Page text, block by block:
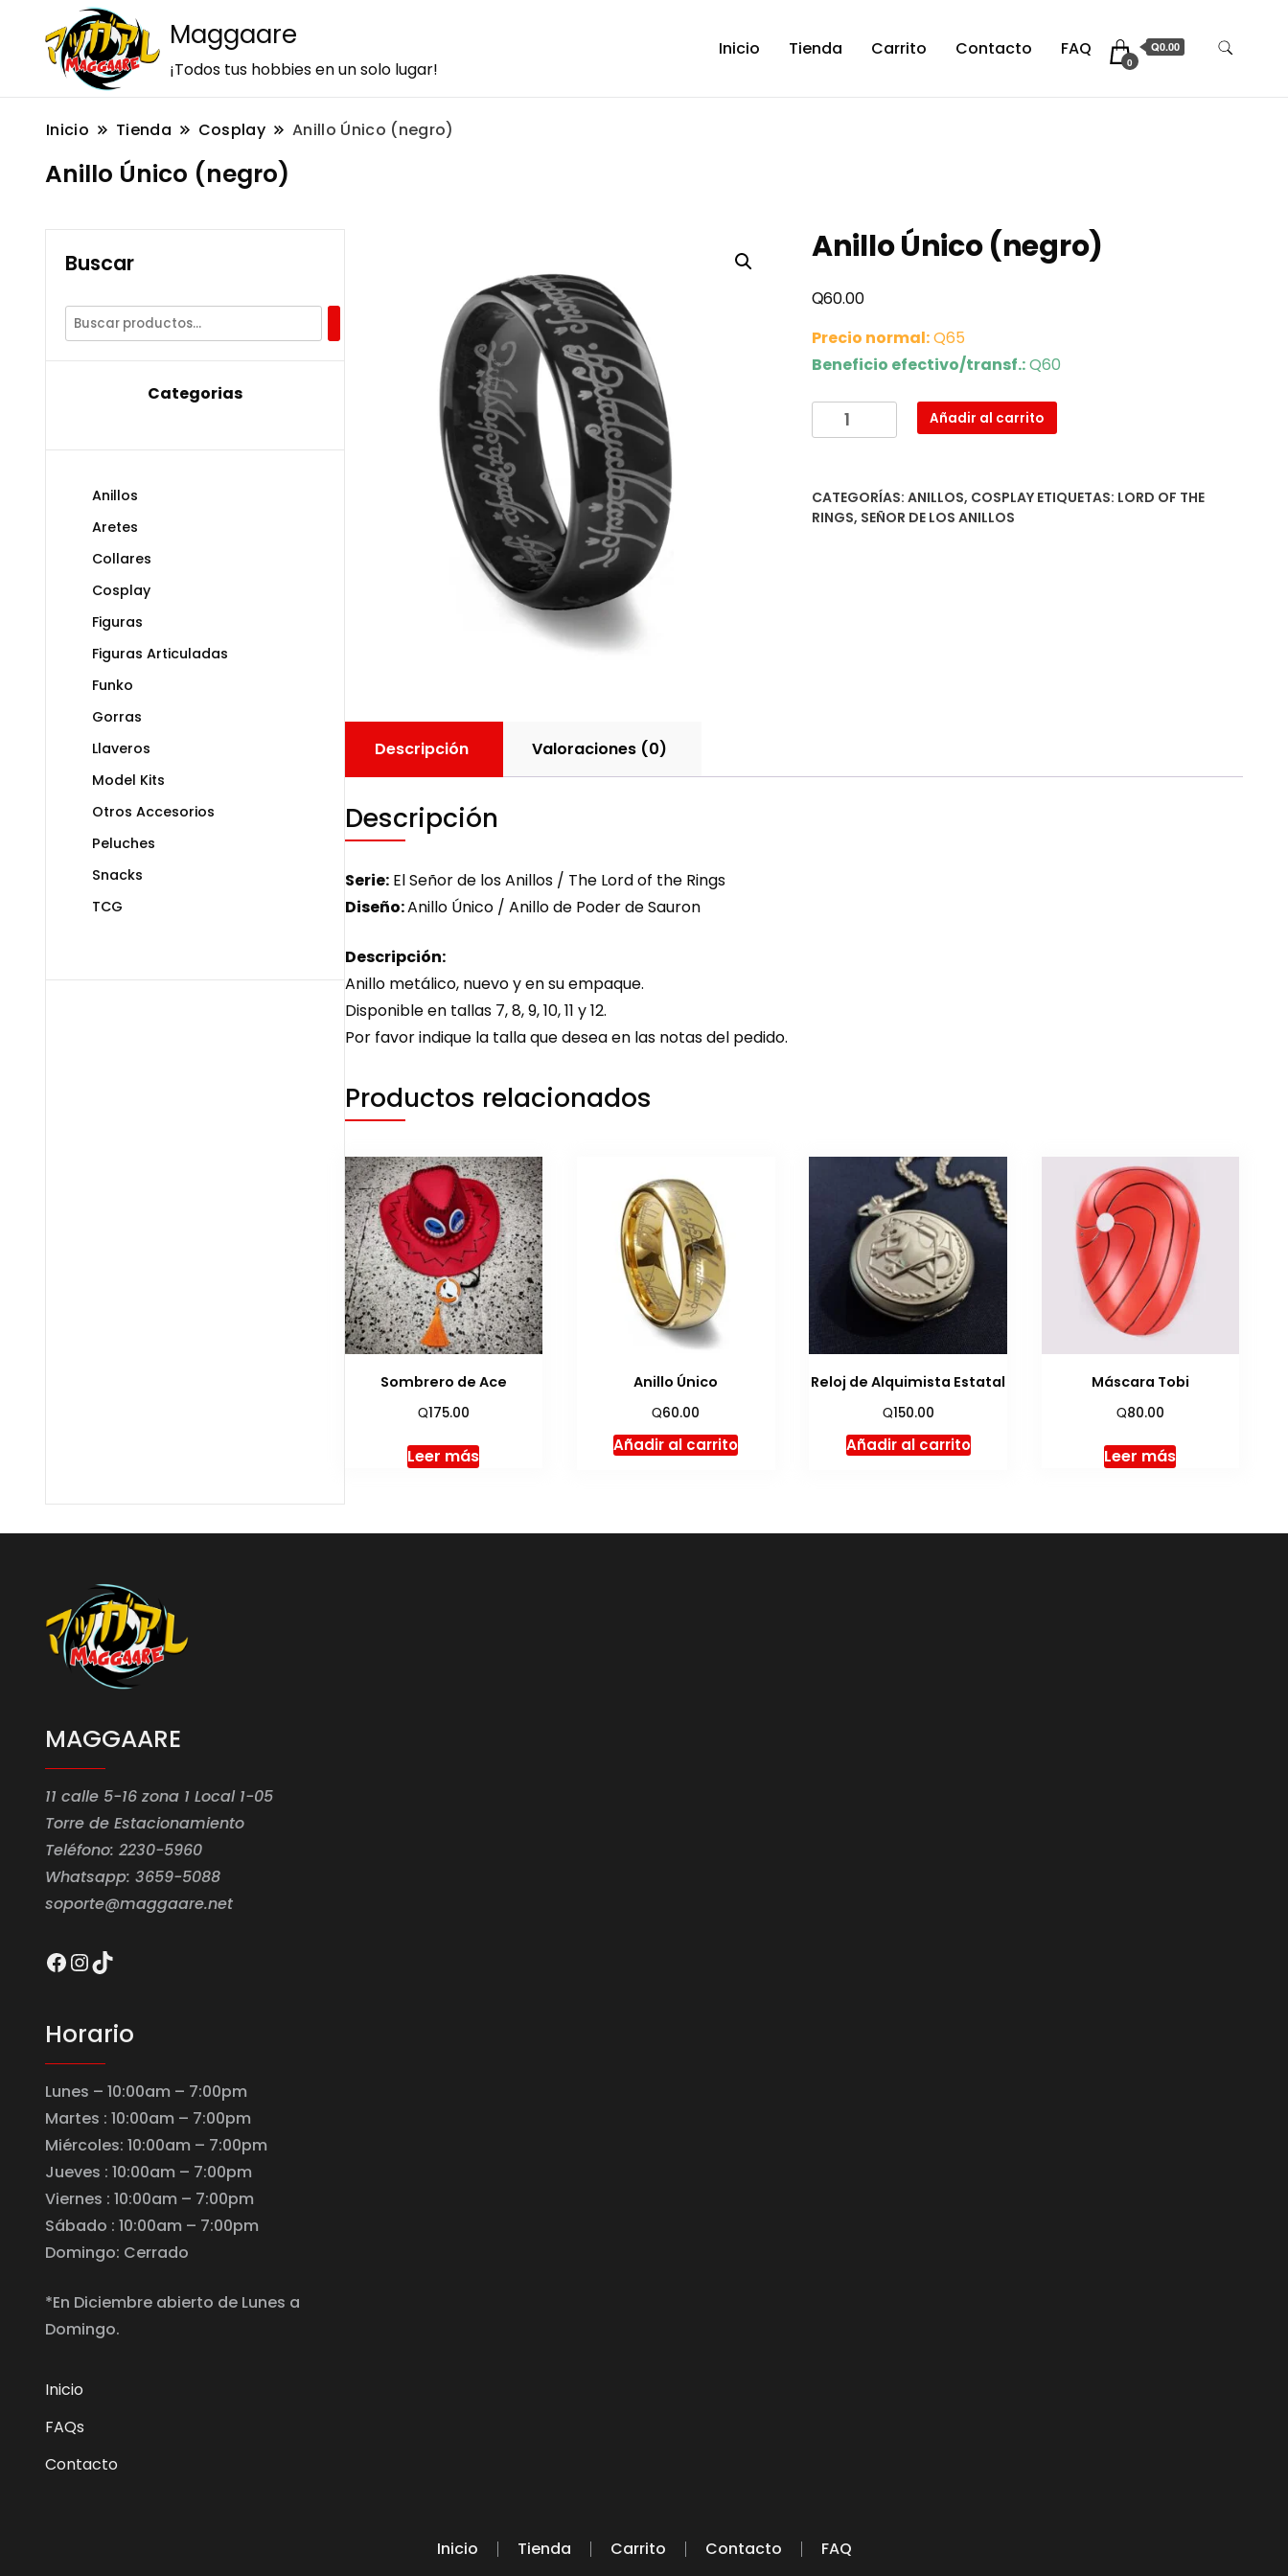
Maggaare
¡Todos tus hobbies en un solo lugar!
Inicio Tienda Carrito Contacto FAQ
0
Q0.00
Inicio Tienda Cosplay Anillo Único (negro)
Anillo Único (negro)
Anillo Único (negro)
Q60.00
Precio normal:Q65
Beneficio efectivo/transf.:Q60
Anillo
Único
Añadir al carrito
CATEGORÍAS: ANILLOS, COSPLAY ETIQUETAS: LORD OF THE
RINGS, SEÑOR DE LOS ANILLOS
Descripción Valoraciones (0)
Descripción
Serie:El Señor de los Anillos / The Lord of the Rings
Diseño:Anillo Único / Anillo de Poder de Sauron
Descripción:
Anillo metálico, nuevo y en su empaque.
Disponible en tallas 7, 8, 9, 10, 11 y 12.
Por favor indique la talla que desea en las notas del pedido.
Productos relacionados
Sombrero de Ace
Q175.00
Leer más
Anillo Único
Q60.00
Añadir al carrito
Reloj de Alquimista Estatal
Q150.00
Añadir al carrito
Máscara Tobi
Q80.00
Leer más
Buscar
Categorias
Anillos
Aretes
Collares
Cosplay
Figuras
Figuras Articuladas
Funko
Gorras
Llaveros
Model Kits
Otros Accesorios
Peluches
Snacks
TCG
MAGGAARE
11 calle 5-16 zona 1 Local 1-05
Torre de Estacionamiento
Teléfono: 2230-5960
Whatsapp: 3659-5088
soporte@maggaare.net
Facebook
Instagram
TikTok
Horario
Lunes – 10:00am – 7:00pm
Martes : 10:00am – 7:00pm
Miércoles: 10:00am – 7:00pm
Jueves : 10:00am – 7:00pm
Viernes : 10:00am – 7:00pm
Sábado : 10:00am – 7:00pm
Domingo: Cerrado
*En Diciembre abierto de Lunes a
Domingo.
Inicio
FAQs
Contacto
Inicio Tienda Carrito Contacto FAQ